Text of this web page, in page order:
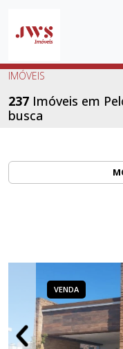
COMPRAR
IMÓVEIS
237 Imóveis em
busca
VENDA